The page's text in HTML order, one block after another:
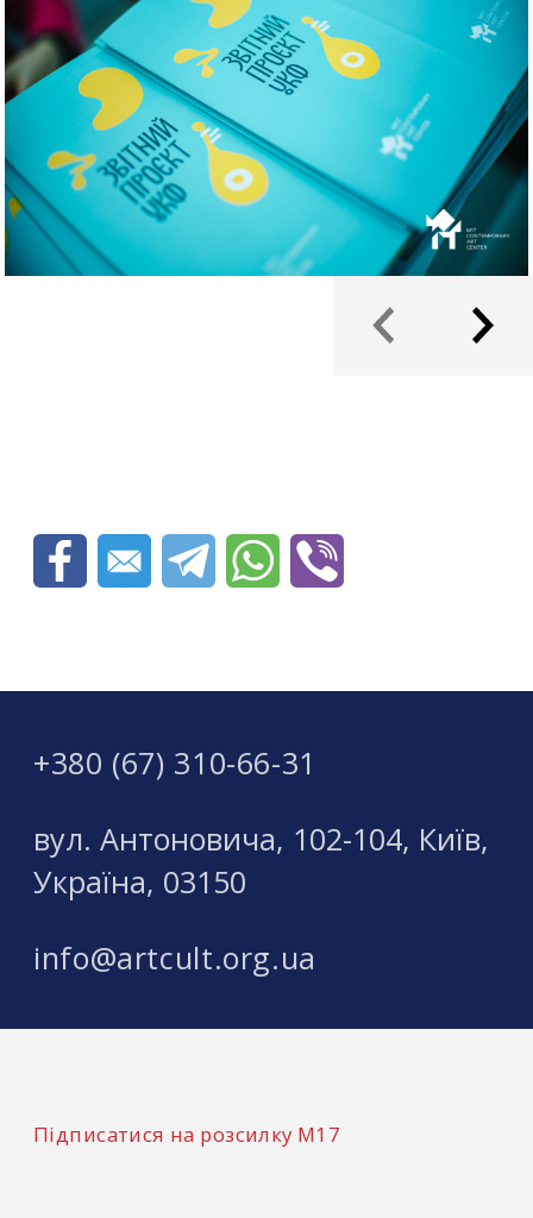
+380 (67) 310-66-31
вул. Антоновича, 102-104, Київ,
Україна, 03150
info@artcult.org.ua
Підписатися на розсилку М17